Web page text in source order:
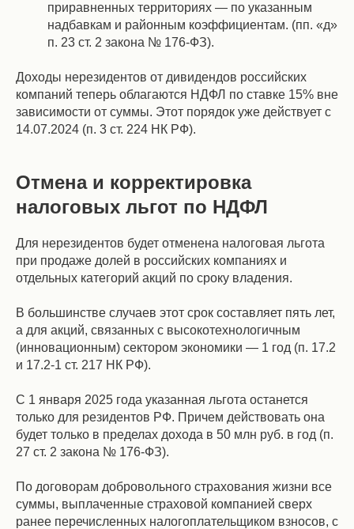
приравненных территориях — по указанным
надбавкам и районным коэффициентам. (пп. «д»
п. 23 ст. 2 закона № 176-ФЗ).
Доходы нерезидентов от дивидендов российских
компаний теперь облагаются НДФЛ по ставке 15% вне
зависимости от суммы. Этот порядок уже действует с
14.07.2024 (п. 3 ст. 224 НК РФ).
Отмена и корректировка
налоговых льгот по НДФЛ
Для нерезидентов будет отменена налоговая льгота
при продаже долей в российских компаниях и
отдельных категорий акций по сроку владения.
В большинстве случаев этот срок составляет пять лет,
а для акций, связанных с высокотехнологичным
(инновационным) сектором экономики — 1 год (п. 17.2
и 17.2-1 ст. 217 НК РФ).
С 1 января 2025 года указанная льгота останется
только для резидентов РФ. Причем действовать она
будет только в пределах дохода в 50 млн руб. в год (п.
27 ст. 2 закона № 176-ФЗ).
По договорам добровольного страхования жизни все
суммы, выплаченные страховой компанией сверх
ранее перечисленных налогоплательщиком взносов, с